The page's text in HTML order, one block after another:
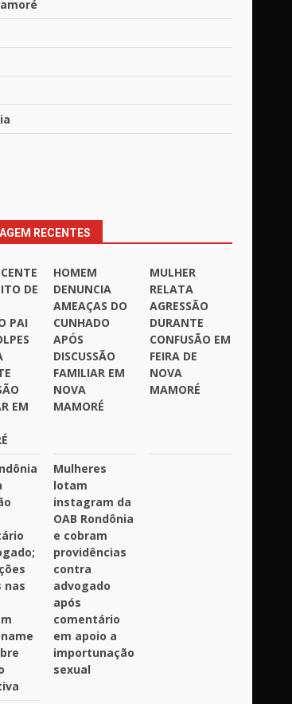
RECENTES
DE
PAI
EM
HOMEM
DENUNCIA
AMEAÇAS DO
CUNHADO
APÓS
DISCUSSÃO
FAMILIAR EM
NOVA
MAMORÉ
MULHER
RELATA
AGRESSÃO
DURANTE
CONFUSÃO EM
FEIRA DE
NOVA
MAMORÉ
nas
Mulheres
lotam
instagram da
OAB Rondônia
e cobram
providências
contra
advogado
após
comentário
em apoio a
importunação
sexual